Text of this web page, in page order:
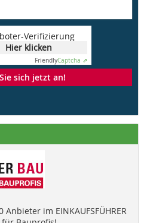
Verifizierung
Hier klicken
FriendlyCaptcha ⇗
sich jetzt an!
im EINKAUFSFÜHRER